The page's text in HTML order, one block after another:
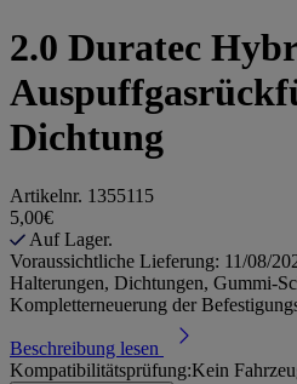
2.0 Duratec
Dichtung
Artikelnr. 1355115
5,00€
Auf Lager.
Voraussichtliche Lieferung: 11/08/
Halterungen, Dichtungen, Gummi-
Kompletterneuerung der
Beschreibung lesen
Kompatibilitätsprüfung:Kein